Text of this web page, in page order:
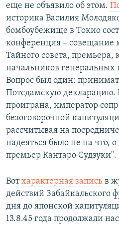
еще не объявило об этом.
историка Василия
бомбоубежище в Токио
конференция – совещание
Тайного совета,
начальников генеральных
Вопрос был один:
Потсдамскую декларацию.
проиграна, император
безоговорочной
рассчитывая на
надеяться было не на что,
премьер Кантаро Судзуки".
Вотхарактерная запись в
действий Забайкальского
дня до японской
13.8.45 года продолжали